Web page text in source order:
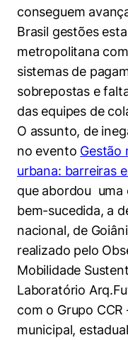
conseguem
Brasil gestões
metropolitana
sistemas de
sobrepostas e
das equipes de
O assunto, de
no evento Gestão
urbana: barreiras
que abordou uma
bem-sucedida, a
nacional, de
realizado pelo
Mobilidade
Laboratório
com o Grupo
municipal,